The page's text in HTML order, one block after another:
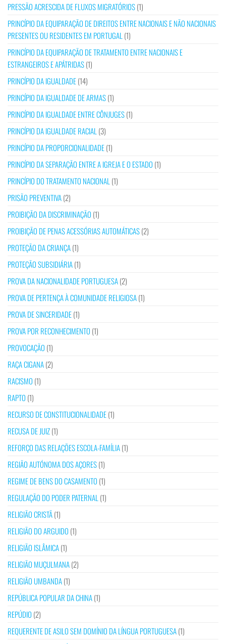
PRESSÃO ACRESCIDA DE FLUXOS MIGRATÓRIOS(1)
PRINCÍPIO DA EQUIPARAÇÃO DE DIREITOS ENTRE NACIONAIS E NÃO NACIONAIS
PRESENTES OU RESIDENTES EM PORTUGAL (1)
PRINCÍPIO DA EQUIPARAÇÃO DE TRATAMENTO ENTRE NACIONAIS E
ESTRANGEIROS E APÁTRIDAS(1)
PRINCÍPIO DA IGUALDADE(14)
PRINCÍPIO DA IGUALDADE DE ARMAS(1)
PRINCÍPIO DA IGUALDADE ENTRE CÔNJUGES(1)
PRINCÍPIO DA IGUALDADE RACIAL (3)
PRINCÍPIO DA PROPORCIONALIDADE(1)
PRINCÍPIO DA SEPARAÇÃO ENTRE A IGREJA E O ESTADO (1)
PRINCÍPIO DO TRATAMENTO NACIONAL (1)
PRISÃO PREVENTIVA(2)
PROIBIÇÃO DA DISCRIMINAÇÃO (1)
PROIBIÇÃO DE PENAS ACESSÓRIAS AUTOMÁTICAS(2)
PROTEÇÃO DA CRIANÇA(1)
PROTEÇÃO SUBSIDIÁRIA(1)
PROVA DA NACIONALIDADE PORTUGUESA(2)
PROVA DE PERTENÇA À COMUNIDADE RELIGIOSA(1)
PROVA DE SINCERIDADE(1)
PROVA POR RECONHECIMENTO (1)
PROVOCAÇÃO (1)
RAÇA CIGANA(2)
RACISMO (1)
RAPTO (1)
RECURSO DE CONSTITUCIONALIDADE(1)
RECUSA DE JUIZ(1)
REFORÇO DAS RELAÇÕES ESCOLA-FAMÍLIA(1)
REGIÃO AUTÓNOMA DOS AÇORES(1)
REGIME DE BENS DO CASAMENTO (1)
REGULAÇÃO DO PODER PATERNAL (1)
RELIGIÃO CRISTÃ(1)
RELIGIÃO DO ARGUIDO (1)
RELIGIÃO ISLÂMICA(1)
RELIGIÃO MUÇULMANA(2)
RELIGIÃO UMBANDA(1)
REPÚBLICA POPULAR DA CHINA(1)
REPÚDIO (2)
REQUERENTE DE ASILO SEM DOMÍNIO DA LÍNGUA PORTUGUESA(1)